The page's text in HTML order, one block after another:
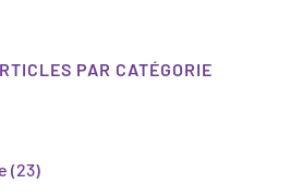
PAR CATÉGORIE
(23)